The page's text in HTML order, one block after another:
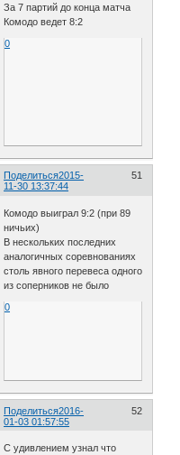
За 7 партий до конца матча
Комодо ведет 8:2
0
Поделиться 51
2015-
11-30 13:37:44
Комодо выиграл 9:2 (при 89
ничьих)
В нескольких последних
аналогичных соревнованиях
столь явного перевеса одного
из соперников не было
0
Поделиться 52
2016-
01-03 01:57:55
С удивлением узнал что